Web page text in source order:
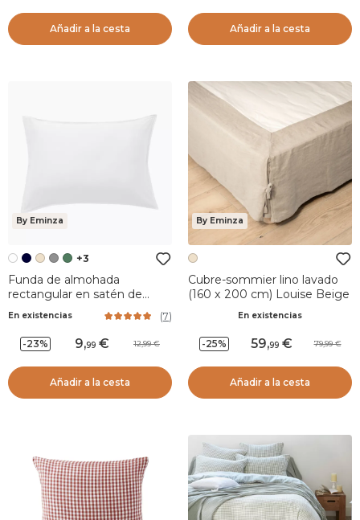
Añadir a la cesta Añadir a la cesta
By Eminza
+3
Funda de almohada
rectangular en satén de
bambú (70 cm) Sienna
Blanco chantilly
En existencias (7)
-23% 9,99 12,99
Añadir a la cesta
By Eminza
Cubre-sommier lino lavado
(160 x 200 cm) Louise Beige
En existencias
-25% 59,99 79,99
Añadir a la cesta